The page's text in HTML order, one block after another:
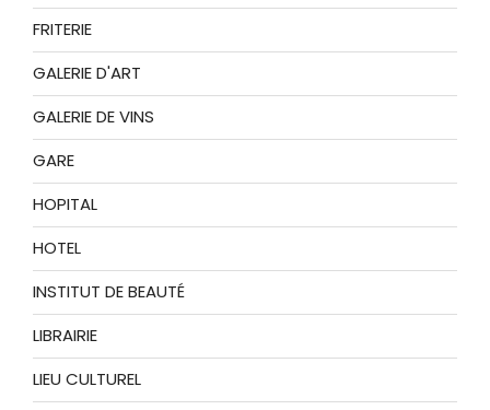
FRITERIE
GALERIE D'ART
GALERIE DE VINS
GARE
HOPITAL
HOTEL
INSTITUT DE BEAUTÉ
LIBRAIRIE
LIEU CULTUREL